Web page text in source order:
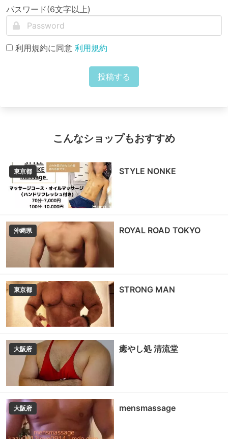
パスワード(6文字以上)
利用規約に同意 利用規約
投稿する
こんなショップもおすすめ
東京都 STYLE NONKE
沖縄県 ROYAL ROAD TOKYO
東京都 STRONG MAN
大阪府 癒やし処 清流堂
大阪府 mensmassage